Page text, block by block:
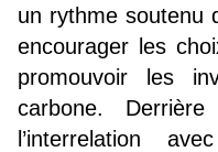
un rythme soutenu
encourager les
promouvoir les
carbone.
l’interrelation